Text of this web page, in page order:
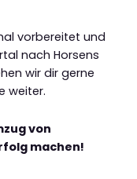
vorbereitet und
nach Horsens
wir dir gerne
weiter.
von
machen!